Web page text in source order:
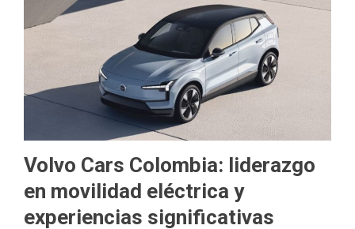
Volvo Cars Colombia: liderazgo
en movilidad eléctrica y
experiencias significativas